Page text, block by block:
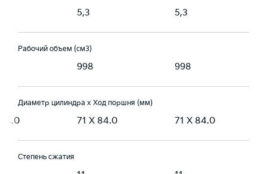
5,3 5,3
Рабочий объем (см3)
998 998
Диаметр цилиндра х Ход поршня (мм)
71 X 84.0 71 X 84.0
Степень сжатия